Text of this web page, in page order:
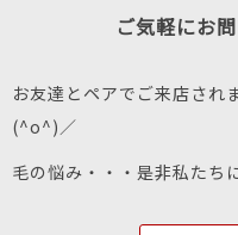
ご気軽にお
お友達とペアでご来店され
(^o^)／
毛の悩み・・・是非私たち